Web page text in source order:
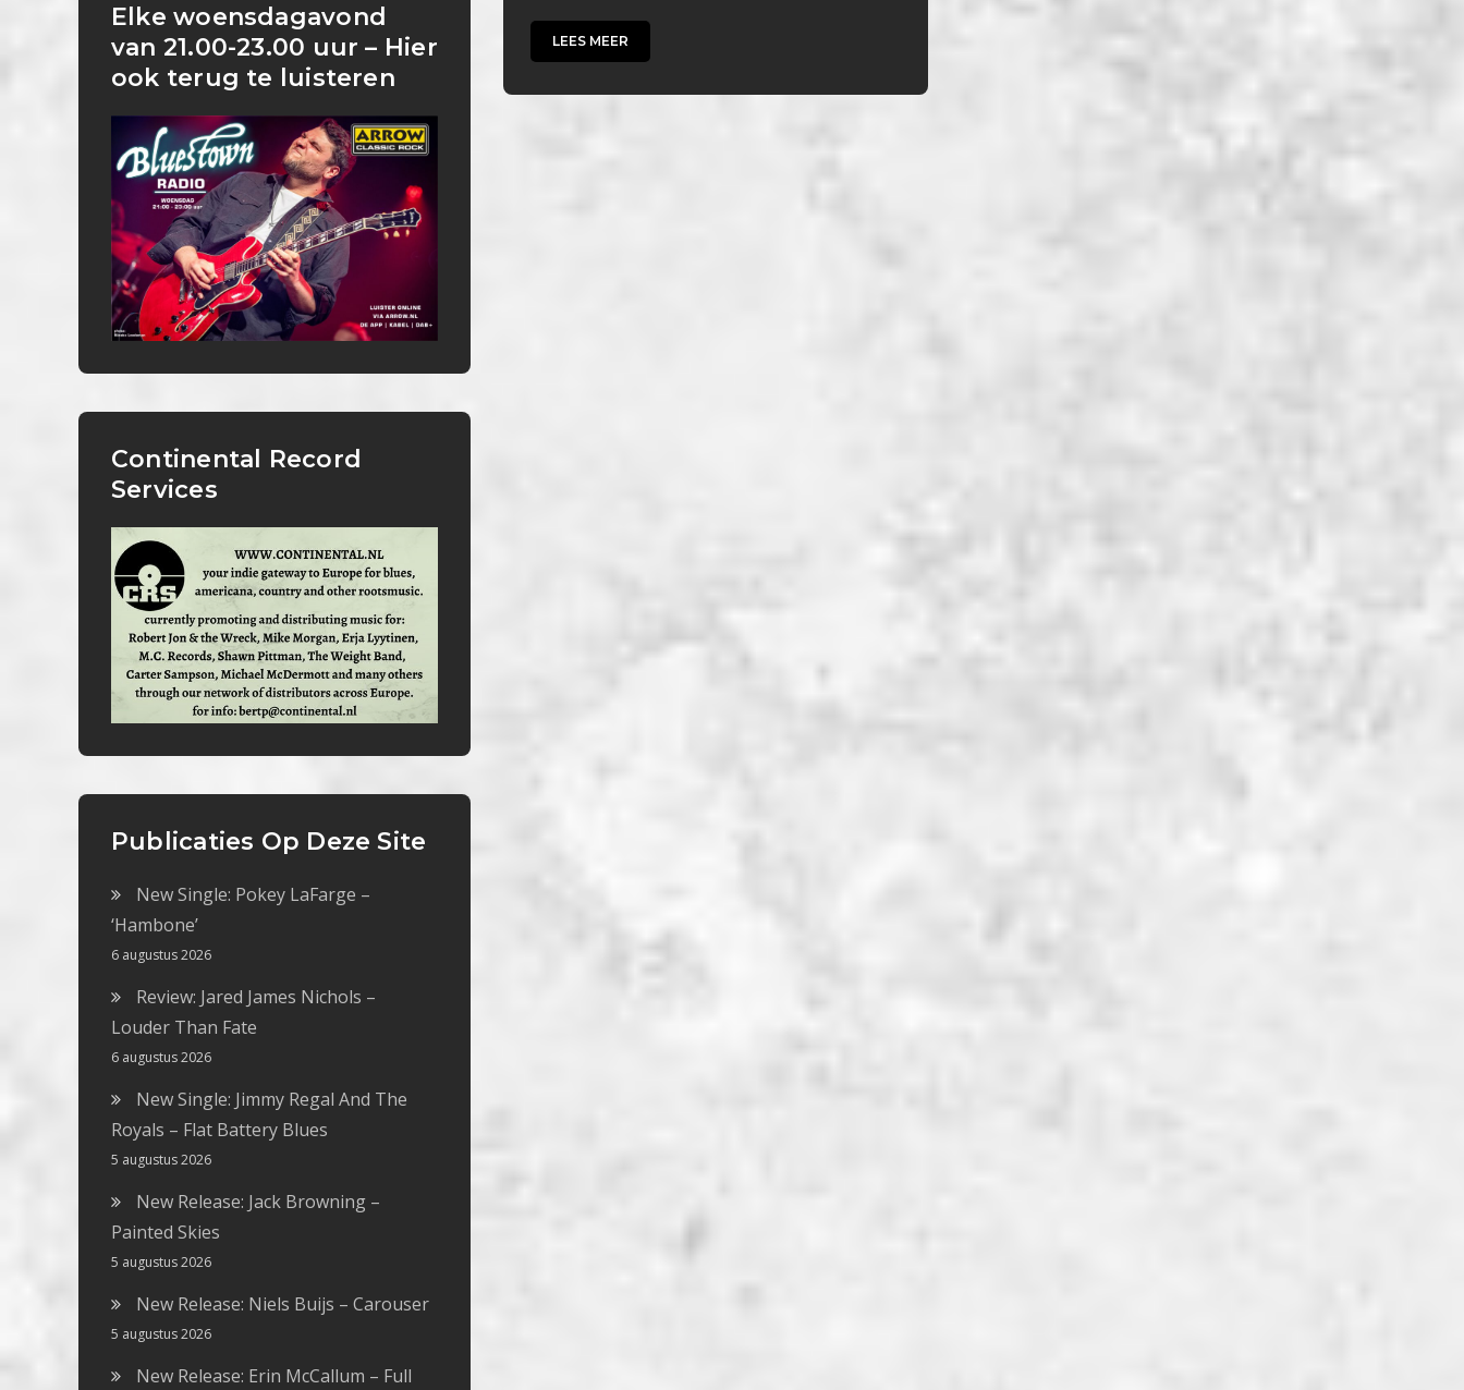
LEES MEER
Elke woensdagavond
van 21.00-23.00 uur – Hier
ook terug te luisteren
Continental Record
Services
Publicaties Op Deze Site
New Single: Pokey LaFarge –
‘Hambone’
6 augustus 2026
Review: Jared James Nichols –
Louder Than Fate
6 augustus 2026
New Single: Jimmy Regal And The
Royals – Flat Battery Blues
5 augustus 2026
New Release: Jack Browning –
Painted Skies
5 augustus 2026
New Release: Niels Buijs – Carouser
5 augustus 2026
New Release: Erin McCallum – Full